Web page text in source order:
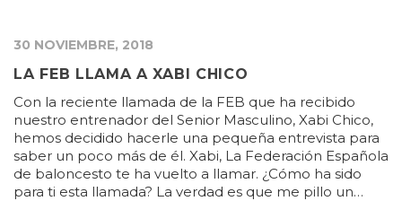
30 NOVIEMBRE, 2018
LA FEB LLAMA A XABI CHICO
Con la reciente llamada de la FEB que ha recibido
nuestro entrenador del Senior Masculino, Xabi Chico,
hemos decidido hacerle una pequeña entrevista para
saber un poco más de él. Xabi, La Federación Española
de baloncesto te ha vuelto a llamar. ¿Cómo ha sido
para ti esta llamada? La verdad es que me pillo un…